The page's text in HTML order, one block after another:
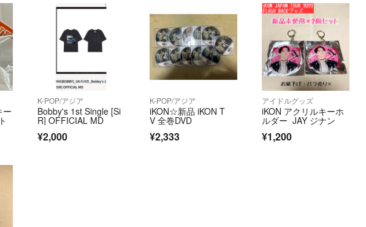
希望されない場合片面厚紙補強、防水対策
両面厚紙補強等は事前にメッセージくださ
☁️評価について
硬質ケース希望なしでのご購入後、片面厚
対策をして発送しましたが、☁️の評価の内
た。嘘の評価をするのも気分が悪いです
到着してからではなく、購入前にご連絡下
ー
K-POP/アジア
Bobby's 1st Single [Si
R] OFFICIAL MD
¥2,000
K-POP/アジア
iKON☆新品 iKON T
V 全巻DVD
¥2,333
アイドルグッズ
iKON アクリルキーホ
ルダー JAY ジナン
¥1,200